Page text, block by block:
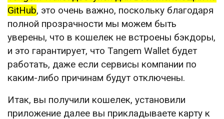
GitHub, это очень важно, поскольку благодаря
полной прозрачности мы можем быть
уверены, что в кошелек не встроены бэкдоры,
и это гарантирует, что Tangem Wallet будет
работать, даже если сервисы компании по
каким-либо причинам будут отключены.
Итак, вы получили кошелек, установили
приложение далее вы прикладываете карту к